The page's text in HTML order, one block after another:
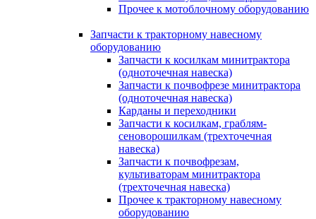
Прочее к мотоблочному оборудованию
Запчасти к тракторному навесному
оборудованию
Запчасти к косилкам минитрактора
(одноточечная навеска)
Запчасти к почвофрезе минитрактора
(одноточечная навеска)
Карданы и переходники
Запчасти к косилкам, граблям-
сеноворошилкам (трехточечная
навеска)
Запчасти к почвофрезам,
культиваторам минитрактора
(трехточечная навеска)
Прочее к тракторному навесному
оборудованию